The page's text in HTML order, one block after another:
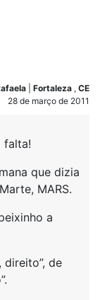
Fortaleza , CE
28 de março de 2011
falta!
que dizia
MARS.
a
direito”, de